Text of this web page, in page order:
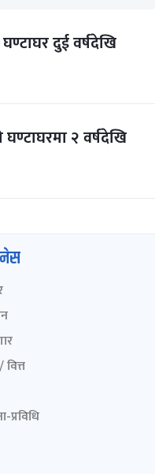
दुई वर्षदेखि
२ वर्षदेखि
प्रविधि